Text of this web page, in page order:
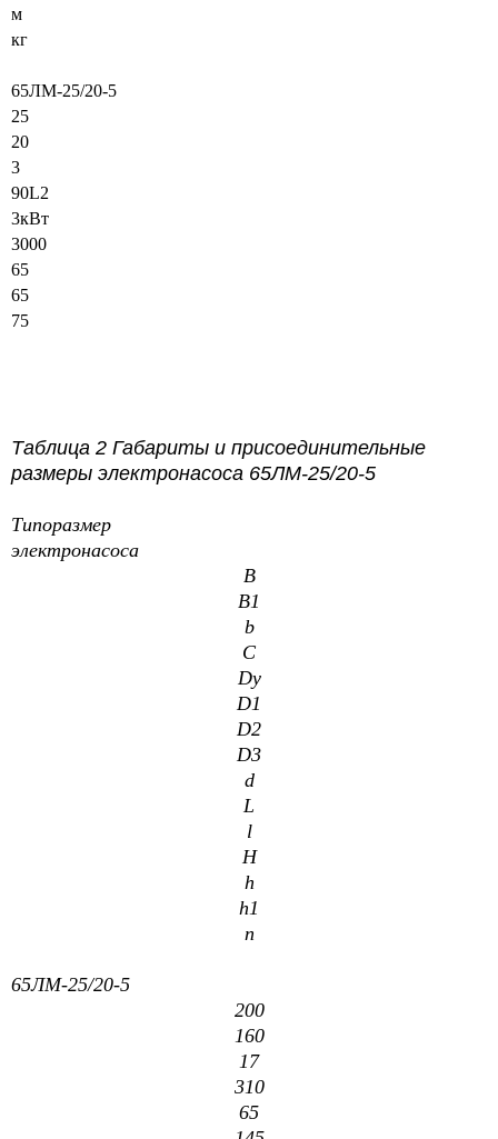
м
кг
65ЛМ-25/20-5
25
20
3
90L2
3кВт
3000
65
65
75
Таблица 2 Габариты и присоединительные
размеры электронасоса 65ЛМ-25/20-5
Типоразмер
электронасоса
B
В1
b
C
Dy
D1
D2
D3
d
L
l
H
h
h1
n
65ЛМ-25/20-5
200
160
17
310
65